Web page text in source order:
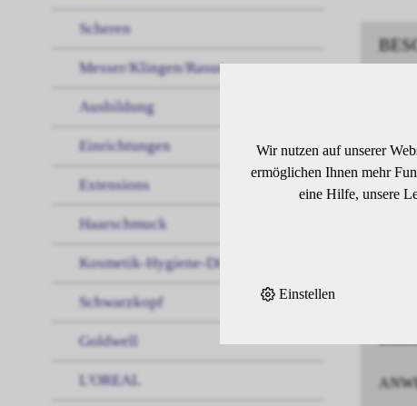
Scheren
Messer/Klingen/Rasur
Ausbildung
Einrichtungen
Extensions
Haarschmuck
Kosmetik-Hygiene-Diverses
Schwarzkopf
Goldwell
L'OREAL
Die
Bis
Wir nutzen auf unserer
ermöglichen Ihnen mehr
eine Hilfe, unsere
Einstellen